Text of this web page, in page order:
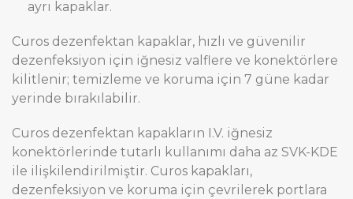
ayrı kapaklar.
Curos dezenfektan kapaklar, hızlı ve güvenilir
dezenfeksiyon için iğnesiz valflere ve konektörlere
kilitlenir; temizleme ve koruma için 7 güne kadar
yerinde bırakılabilir.
Curos dezenfektan kapakların I.V. iğnesiz
konektörlerinde tutarlı kullanımı daha az SVK-KDE
ile ilişkilendirilmiştir. Curos kapakları,
dezenfeksiyon ve koruma için çevrilerek portlara